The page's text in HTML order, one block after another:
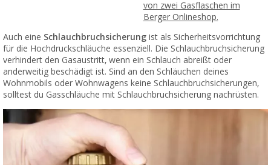
von zwei Gasflaschen im
Berger Onlineshop.
Auch eine Schlauchbruchsicherung ist als Sicherheitsvorrichtung
für die Hochdruckschläuche essenziell. Die Schlauchbruchsicherung
verhindert den Gasaustritt, wenn ein Schlauch abreißt oder
anderweitig beschädigt ist. Sind an den Schläuchen deines
Wohnmobils oder Wohnwagens keine Schlauchbruchsicherungen,
solltest du Gasschläuche mit Schlauchbruchsicherung nachrüsten.